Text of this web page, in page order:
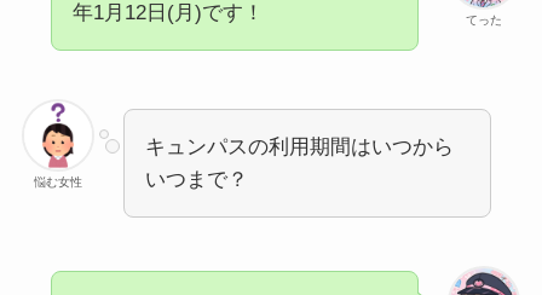
てった
年1月12日(月)です！
悩む女性
キュンパスの利用期間はいつから
いつまで？